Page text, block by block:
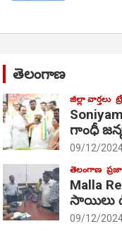
తెలంగాణ
జిల్లా వార్తలు
గాంధీ
09/12/
తెలంగాణ
Malla
సాయిలు
09/12/